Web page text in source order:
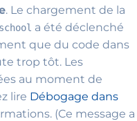
. Le chargement de la
a été déclenché
que du code dans
trop tôt. Les
au moment de
lire Débogage dans
(Ce message a